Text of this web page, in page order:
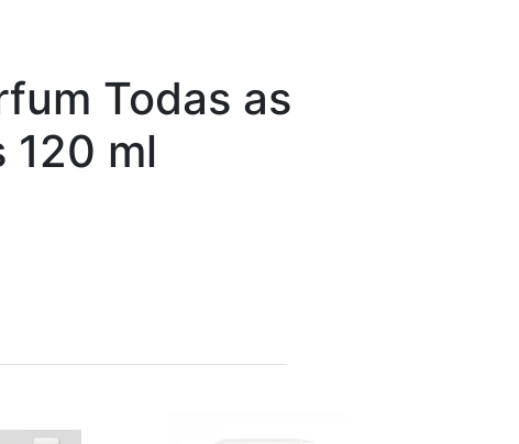
Todas as
120 ml